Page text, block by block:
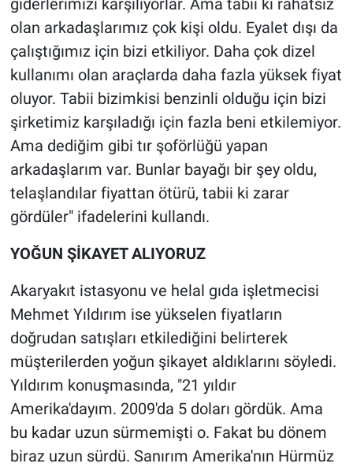
giderlerimizi karşılıyorlar. Ama tabii ki rahatsız
olan arkadaşlarımız çok kişi oldu. Eyalet dışı da
çalıştığımız için bizi etkiliyor. Daha çok dizel
kullanımı olan araçlarda daha fazla yüksek fiyat
oluyor. Tabii bizimkisi benzinli olduğu için bizi
şirketimiz karşıladığı için fazla beni etkilemiyor.
Ama dediğim gibi tır şoförlüğü yapan
arkadaşlarım var. Bunlar bayağı bir şey oldu,
telaşlandılar fiyattan ötürü, tabii ki zarar
gördüler" ifadelerini kullandı.
YOĞUN ŞİKAYET ALIYORUZ
Akaryakıt istasyonu ve helal gıda işletmecisi
Mehmet Yıldırım ise yükselen fiyatların
doğrudan satışları etkilediğini belirterek
müşterilerden yoğun şikayet aldıklarını söyledi.
Yıldırım konuşmasında, "21 yıldır
Amerika'dayım. 2009'da 5 doları gördük. Ama
bu kadar uzun sürmemişti o. Fakat bu dönem
biraz uzun sürdü. Sanırım Amerika'nın Hürmüz